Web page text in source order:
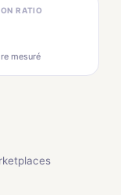
RATIO
mesuré